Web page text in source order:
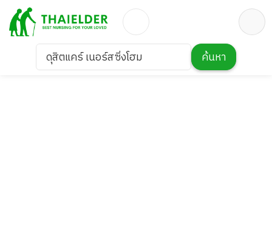
ดุสิตแคร์ เนอร์สซิ่งโฮม ค้นหา